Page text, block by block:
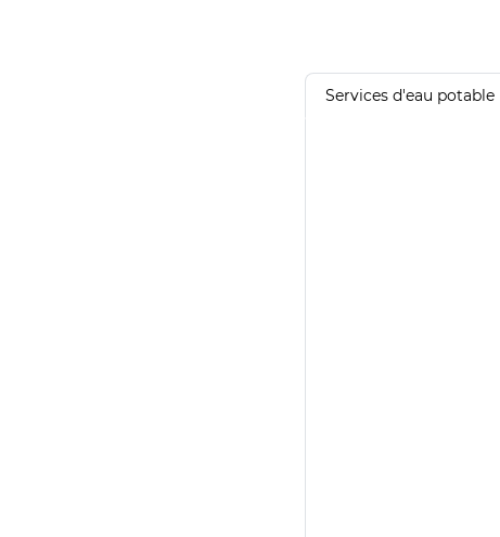
Services d'eau potable